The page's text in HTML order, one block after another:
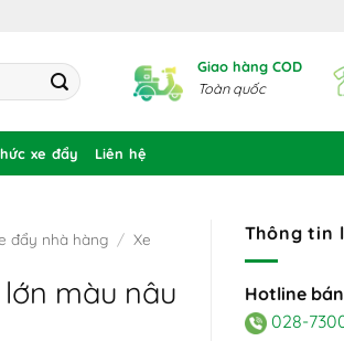
Giao hàng COD
Toàn quốc
xe đẩy Liên hệ
đẩy nhà hàng / Xe
màu nâu
Thông tin
Hotline
028-